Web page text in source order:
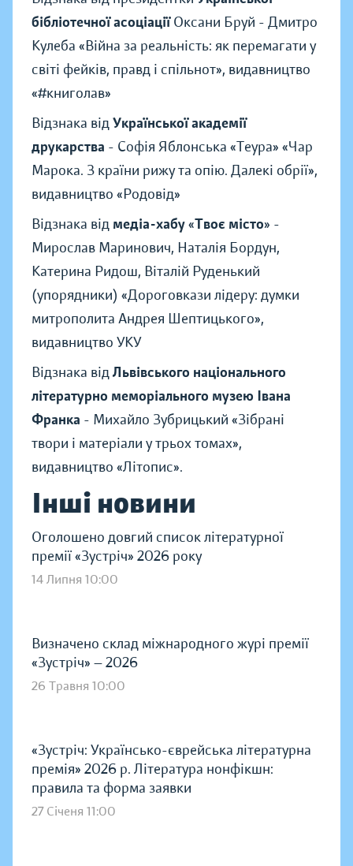
бібліотечної асоціаціїОксани Бруй - Дмитро
Кулеба «Війна за реальність: як перемагати у
світі фейків, правд і спільнот», видавництво
«#книголав»
Відзнака відУкраїнської академії
друкарства - Софія Яблонська «Теура» «Чар
Марока. З країни рижу та опію. Далекі обрії»,
видавництво «Родовід»
Відзнака від медіа-хабу«Твоє місто» -
Мирослав Маринович, Наталія Бордун,
Катерина Ридош, Віталій Руденький
(упорядники) «Дороговкази лідеру: думки
митрополита Андрея Шептицького»,
видавництво УКУ
Відзнака відЛьвівського національного
літературно меморіального музею Івана
Франка - Михайло Зубрицький «Зібрані
твори і матеріали у трьох томах»,
видавництво «Літопис».
Інші новини
Оголошено довгий список літературної
премії «Зустріч» 2026 року
14 Липня 10:00
Визначено склад міжнародного журі премії
«Зустріч» — 2026
26 Травня 10:00
«Зустріч: Українсько-єврейська літературна
премія» 2026 р. Література нонфікшн:
правила та форма заявки
27 Січеня 11:00